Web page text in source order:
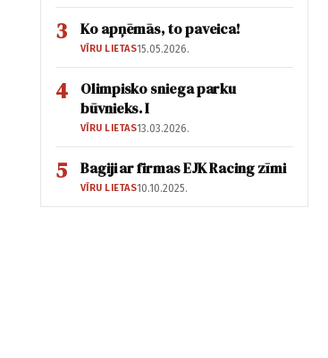
3 Ko apņēmās, to paveica!
VĪRU LIETAS15.05.2026.
4
Olimpisko sniega parku
būvnieks. I
VĪRU LIETAS13.03.2026.
5 Bagiji ar firmas EJK Racing zīmi
VĪRU LIETAS10.10.2025.